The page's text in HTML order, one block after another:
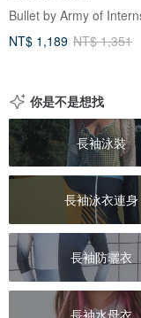
Bullet by Army of
NT$ 1,189 NT$ 1,351
你是不是想找
長袖泳裝
長袖泳衣連身
長袖防曬衣
長袖水母衣